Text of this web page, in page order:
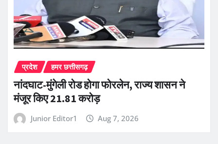
प्रदेश हमर छत्तीसगढ़
नांदघाट-मुंगेली रोड होगा फोरलेन, राज्य शासन ने
मंजूर किए 21.81 करोड़
Junior Editor1 Aug 7, 2026